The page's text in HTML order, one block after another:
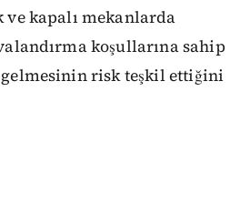
ve kapalı mekanlarda
koşullarına sahip
risk teşkil ettiğini